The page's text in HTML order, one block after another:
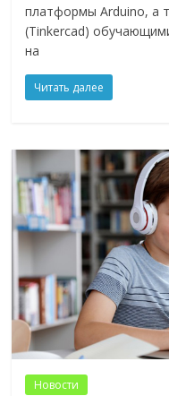
платформы Arduino, а
(Tinkercad)
на
Читать далее
Новости